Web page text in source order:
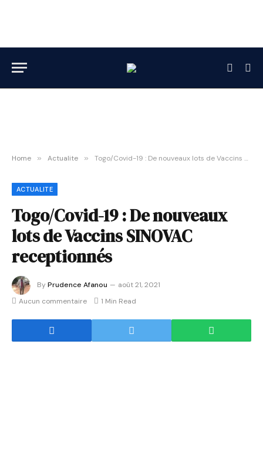
Home » Actualite » Togo/Covid-19 : De nouveaux lots de Vaccins SINOVAC receptionnés
ACTUALITE
Togo/Covid-19 : De nouveaux
lots de Vaccins SINOVAC
receptionnés
ByPrudence Afanou
août 21, 2021
Aucun commentaire
1 Min Read